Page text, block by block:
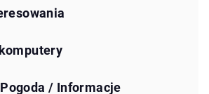
/ Informacje